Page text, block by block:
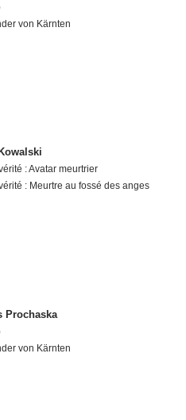
von Kärnten
: Avatar meurtrier
: Meurtre au fossé des anges
Prochaska
von Kärnten